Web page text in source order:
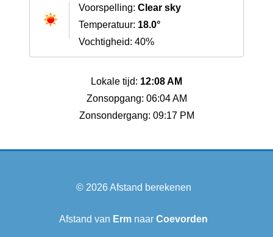
Voorspelling: Clear sky
Temperatuur: 18.0°
Vochtigheid: 40%
Lokale tijd: 12:08 AM
Zonsopgang: 06:04 AM
Zonsondergang: 09:17 PM
© 2026Afstand berekenen
Afstand van Erm naar Coevorden